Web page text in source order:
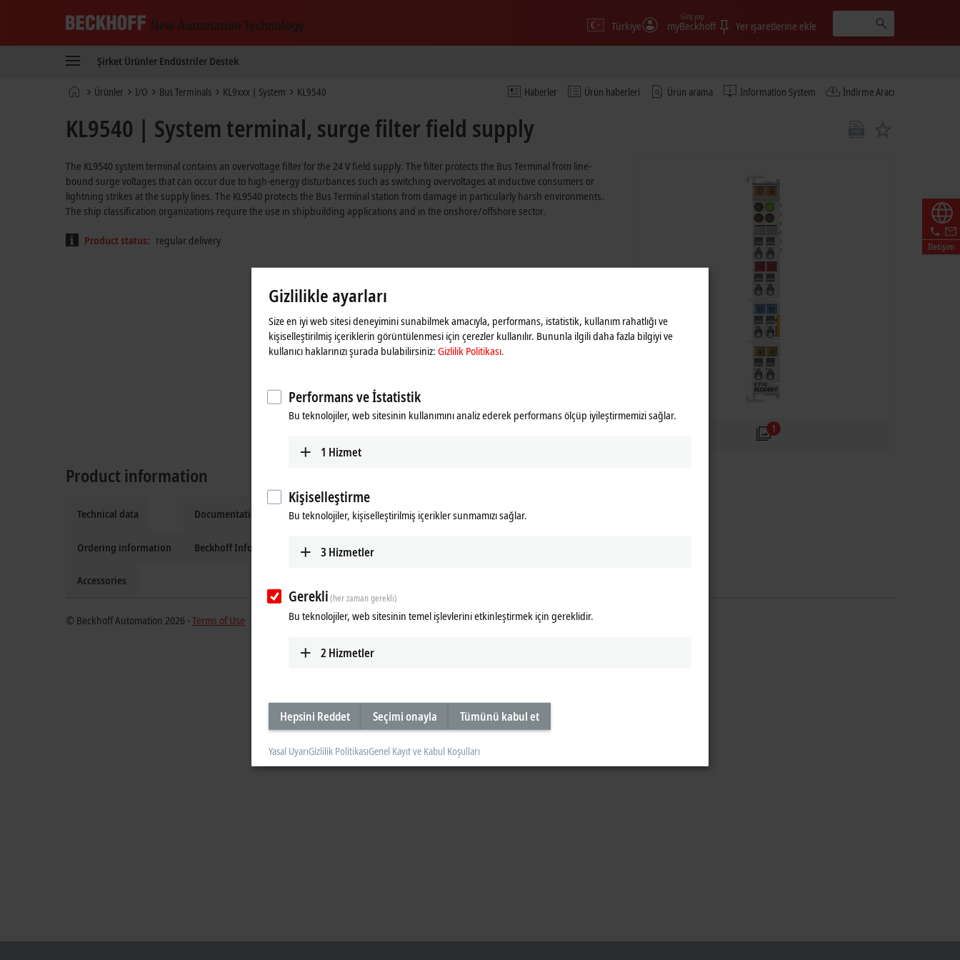
New
Technology
Türkiye myBeckhoff
Giriş yap
Yer işaretlerine ekle
Şirket Ürünler Endüstriler Destek
Haberler Ürün haberleri Ürün arama Information System İndirme Aracı
Ana
Ürünler I/O Bus Terminals KL9xxx | System KL9540
İletişim
KL9540 | System terminal, surge filter field supply
1
The KL9540 system terminal contains an overvoltage filter for the 24 V field supply. The filter protects the Bus Terminal from line-
bound surge voltages that can occur due to high-energy disturbances such as switching overvoltages at inductive consumers or
lightning strikes at the supply lines. The KL9540 protects the Bus Terminal station from damage in particularly harsh environments.
The ship classification organizations require the use in shipbuilding applications and in the onshore/offshore sector.
Product status: regular delivery
Product information
Technical data
Ordering information
Accessories
Documentation and downloads
Beckhoff Information System
Related products
© Beckhoff Automation 2026 -Terms of Use
Gizlilikle ayarları
Size en iyi web sitesi deneyimini sunabilmek amacıyla, performans, istatistik, kullanım rahatlığı ve
kişiselleştirilmiş içeriklerin görüntülenmesi için çerezler kullanılır. Bununla ilgili daha fazla bilgiyi ve
kullanıcı haklarınızı şurada bulabilirsiniz: Gizlilik Politikası.
Performans ve İstatistik
Bu teknolojiler, web sitesinin kullanımını analiz ederek performans ölçüp iyileştirmemizi sağlar.
1 Hizmet
Kişiselleştirme
Bu teknolojiler, kişiselleştirilmiş içerikler sunmamızı sağlar.
3 Hizmetler
Gerekli(her zaman gerekli)
Bu teknolojiler, web sitesinin temel işlevlerini etkinleştirmek için gereklidir.
2 Hizmetler
Hepsini Reddet Seçimi onayla Tümünü kabul et
Yasal UyarıGizlilik PolitikasıGenel Kayıt ve Kabul Koşulları